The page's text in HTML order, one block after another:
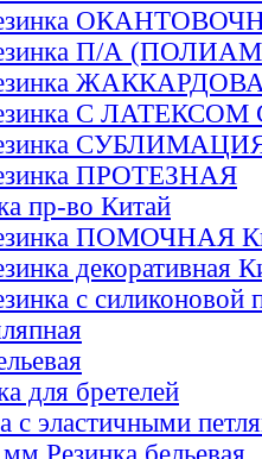
П/А
С ЛАТЕКСОМ
ПРОТЕЗНАЯ
пр-во Китай
ПОМОЧНАЯ
декоративная
с силиконовой
для бретелей
с эластичными